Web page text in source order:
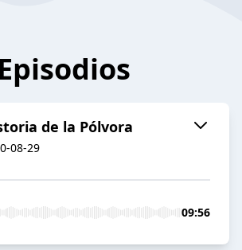
Episodios
de la Pólvora
08-29
09:56